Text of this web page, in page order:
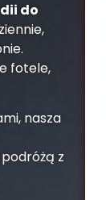
do
fotele,
nasza
z